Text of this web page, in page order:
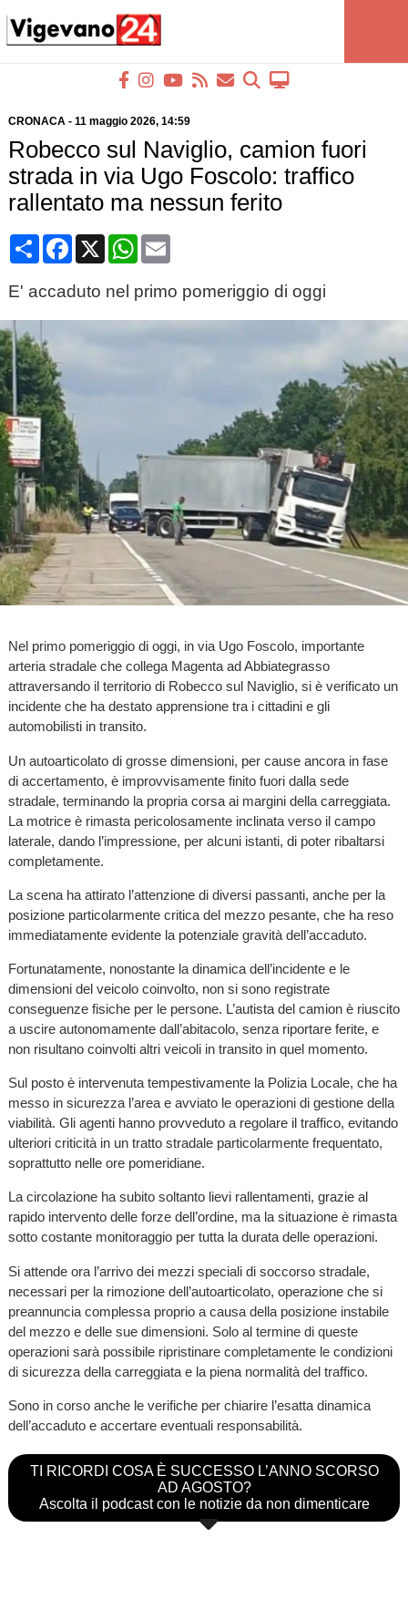
CRONACA- 11 maggio 2026, 14:59
Robecco sul Naviglio, camion fuori
strada in via Ugo Foscolo: traffico
rallentato ma nessun ferito
CondividiFacebook
X WhatsApp
Email
E' accaduto nel primo pomeriggio di oggi
Nel primo pomeriggio di oggi, in via Ugo Foscolo, importante
arteria stradale che collega Magenta ad Abbiategrasso
attraversando il territorio di Robecco sul Naviglio, si è verificato un
incidente che ha destato apprensione tra i cittadini e gli
automobilisti in transito.
Un autoarticolato di grosse dimensioni, per cause ancora in fase
di accertamento, è improvvisamente finito fuori dalla sede
stradale, terminando la propria corsa ai margini della carreggiata.
La motrice è rimasta pericolosamente inclinata verso il campo
laterale, dando l’impressione, per alcuni istanti, di poter ribaltarsi
completamente.
La scena ha attirato l’attenzione di diversi passanti, anche per la
posizione particolarmente critica del mezzo pesante, che ha reso
immediatamente evidente la potenziale gravità dell’accaduto.
Fortunatamente, nonostante la dinamica dell’incidente e le
dimensioni del veicolo coinvolto, non si sono registrate
conseguenze fisiche per le persone. L’autista del camion è riuscito
a uscire autonomamente dall’abitacolo, senza riportare ferite, e
non risultano coinvolti altri veicoli in transito in quel momento.
Sul posto è intervenuta tempestivamente la Polizia Locale, che ha
messo in sicurezza l’area e avviato le operazioni di gestione della
viabilità. Gli agenti hanno provveduto a regolare il traffico, evitando
ulteriori criticità in un tratto stradale particolarmente frequentato,
soprattutto nelle ore pomeridiane.
La circolazione ha subito soltanto lievi rallentamenti, grazie al
rapido intervento delle forze dell’ordine, ma la situazione è rimasta
sotto costante monitoraggio per tutta la durata delle operazioni.
Si attende ora l’arrivo dei mezzi speciali di soccorso stradale,
necessari per la rimozione dell’autoarticolato, operazione che si
preannuncia complessa proprio a causa della posizione instabile
del mezzo e delle sue dimensioni. Solo al termine di queste
operazioni sarà possibile ripristinare completamente le condizioni
di sicurezza della carreggiata e la piena normalità del traffico.
Sono in corso anche le verifiche per chiarire l’esatta dinamica
dell’accaduto e accertare eventuali responsabilità.
TI RICORDI COSA È SUCCESSO L’ANNO SCORSO
AD AGOSTO?
Ascolta il podcast con le notizie da non dimenticare